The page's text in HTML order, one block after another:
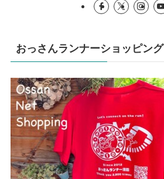
おっさんランナーショッピング